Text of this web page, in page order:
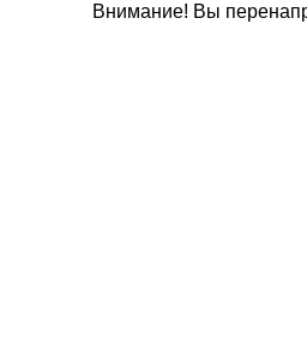
Внимание! Вы